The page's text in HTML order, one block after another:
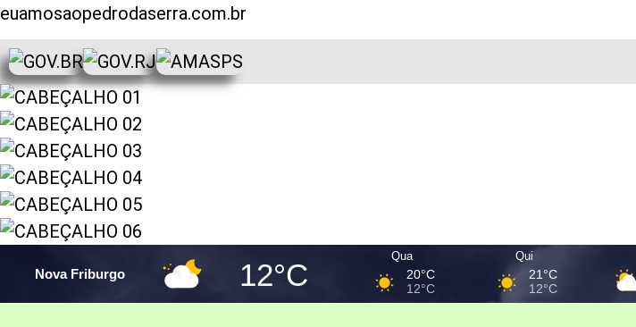
euamosaopedrodaserra.com.br
Nova Friburgo 12°C
Qua
20°C
12°C
Qui
21°C
12°C